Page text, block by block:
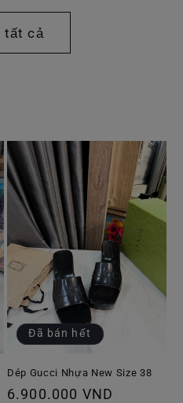
thường
tất cả
Đã bán hết
Dép Gucci Nhựa New Size 38
Giá
6.900.000 VND